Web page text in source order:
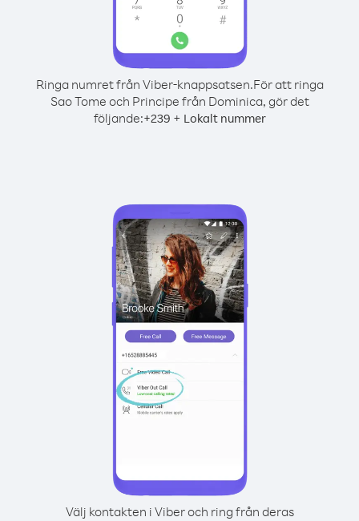
Ringa numret från Viber-knappsatsen.För att ringa
Sao Tome och Principe från Dominica, gör det
följande:+239 + Lokalt nummer
Välj kontakten i Viber och ring från deras